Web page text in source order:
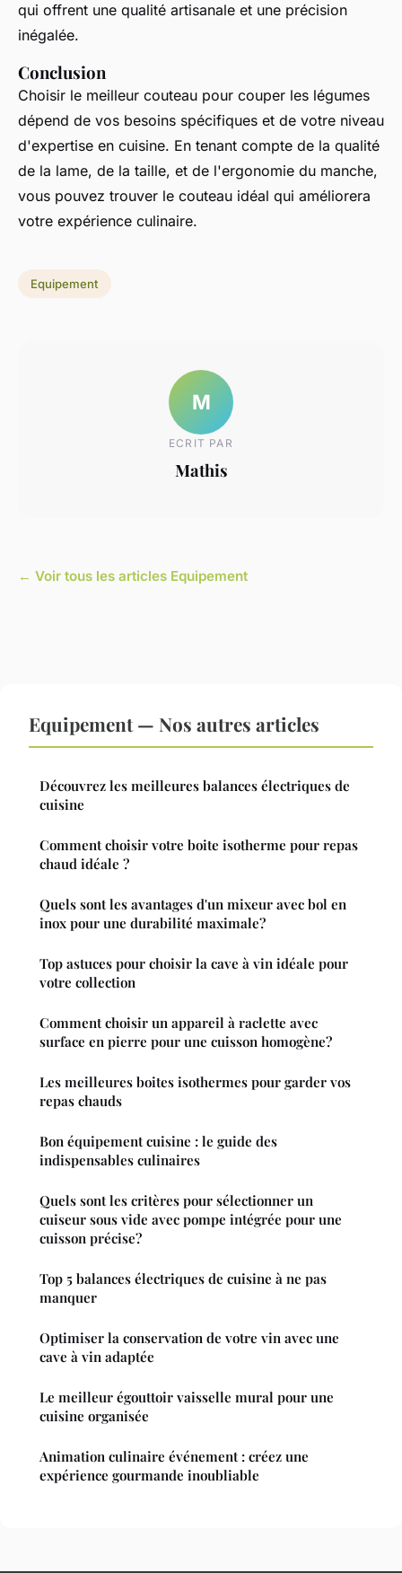
qui offrent une qualité artisanale et une précision
inégalée.
Conclusion
Choisir le meilleur couteau pour couper les légumes
dépend de vos besoins spécifiques et de votre niveau
d'expertise en cuisine. En tenant compte de la qualité
de la lame, de la taille, et de l'ergonomie du manche,
vous pouvez trouver le couteau idéal qui améliorera
votre expérience culinaire.
Equipement
M
ECRIT PAR
Mathis
← Voir tous les articles Equipement
Equipement — Nos autres articles
Découvrez les meilleures balances électriques de
cuisine
Comment choisir votre boite isotherme pour repas
chaud idéale ?
Quels sont les avantages d'un mixeur avec bol en
inox pour une durabilité maximale?
Top astuces pour choisir la cave à vin idéale pour
votre collection
Comment choisir un appareil à raclette avec
surface en pierre pour une cuisson homogène?
Les meilleures boites isothermes pour garder vos
repas chauds
Bon équipement cuisine : le guide des
indispensables culinaires
Quels sont les critères pour sélectionner un
cuiseur sous vide avec pompe intégrée pour une
cuisson précise?
Top 5 balances électriques de cuisine à ne pas
manquer
Optimiser la conservation de votre vin avec une
cave à vin adaptée
Le meilleur égouttoir vaisselle mural pour une
cuisine organisée
Animation culinaire événement : créez une
expérience gourmande inoubliable